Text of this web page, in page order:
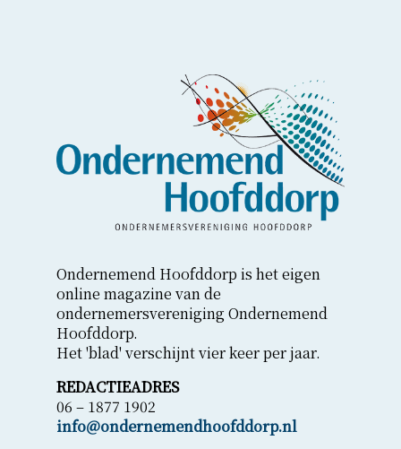
Ondernemend Hoofddorp is het eigen
online magazine van de
ondernemersvereniging Ondernemend
Hoofddorp.
Het 'blad' verschijnt vier keer per jaar.
REDACTIEADRES
06 – 1877 1902
info@ondernemendhoofddorp.nl